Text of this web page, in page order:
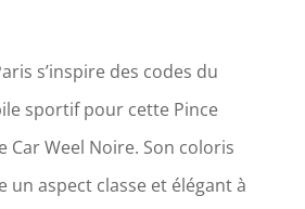
s’inspire des codes du
sportif pour cette Pince
Car Weel Noire. Son coloris
un aspect classe et élégant à